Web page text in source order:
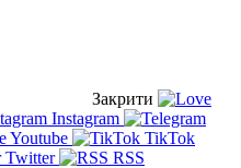
Закрити
Instagram
Youtube
TikTok
Twitter RSS